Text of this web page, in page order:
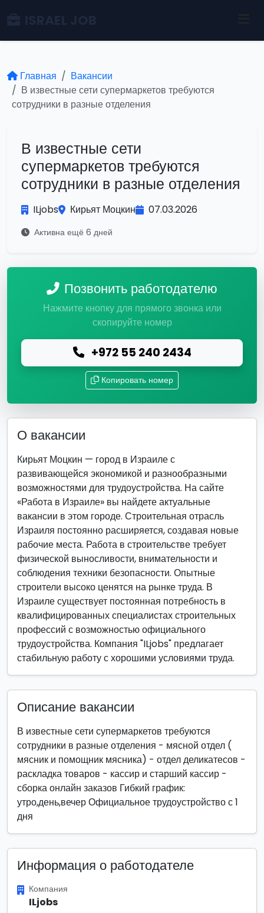
Главная
Вакансии
В известные сети супермаркетов требуются
сотрудники в разные отделения
В известные сети
супермаркетов требуются
сотрудники в разные отделения
ILjobs Кирьят Моцкин 07.03.2026
Активна ещё 6 дней
Позвонить работодателю
Нажмите кнопку для прямого звонка или
скопируйте номер
+972 55 240 2434
Копировать номер
О вакансии
Кирьят Моцкин — город в Израиле с
развивающейся экономикой и разнообразными
возможностями для трудоустройства. На сайте
«Работа в Израиле» вы найдете актуальные
вакансии в этом городе. Строительная отрасль
Израиля постоянно расширяется, создавая новые
рабочие места. Работа в строительстве требует
физической выносливости, внимательности и
соблюдения техники безопасности. Опытные
строители высоко ценятся на рынке труда. В
Израиле существует постоянная потребность в
квалифицированных специалистах строительных
профессий с возможностью официального
трудоустройства. Компания "ILjobs" предлагает
стабильную работу с хорошими условиями труда.
Описание вакансии
В известные сети супермаркетов требуются
сотрудники в разные отделения - мясной отдел (
мясник и помощник мясника) - отдел деликатесов -
раскладка товаров - кассир и старший кассир -
сборка онлайн заказов Гибкий график:
утро,день,вечер Официальное трудоустройство с 1
дня
Информация о работодателе
Компания
ILjobs